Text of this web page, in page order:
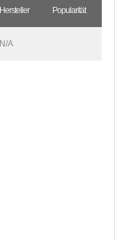
Hersteller Popularität
N/A